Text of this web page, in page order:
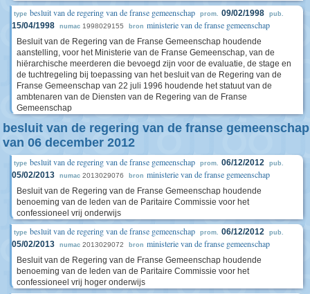
type besluit van de regering van de franse gemeenschap prom. 09/02/1998 pub.
15/04/1998 numac 1998029155 bron ministerie van de franse gemeenschap
Besluit van de Regering van de Franse Gemeenschap houdende
aanstelling, voor het Ministerie van de Franse Gemeenschap, van de
hiërarchische meerderen die bevoegd zijn voor de evaluatie, de stage en
de tuchtregeling bij toepassing van het besluit van de Regering van de
Franse Gemeenschap van 22 juli 1996 houdende het statuut van de
ambtenaren van de Diensten van de Regering van de Franse
Gemeenschap
besluit van de regering van de franse gemeenschap
van 06 december 2012
type besluit van de regering van de franse gemeenschap prom. 06/12/2012 pub.
05/02/2013 numac 2013029076 bron ministerie van de franse gemeenschap
Besluit van de Regering van de Franse Gemeenschap houdende
benoeming van de leden van de Paritaire Commissie voor het
confessioneel vrij onderwijs
type besluit van de regering van de franse gemeenschap prom. 06/12/2012 pub.
05/02/2013 numac 2013029072 bron ministerie van de franse gemeenschap
Besluit van de Regering van de Franse Gemeenschap houdende
benoeming van de leden van de Paritaire Commissie voor het
confessioneel vrij hoger onderwijs